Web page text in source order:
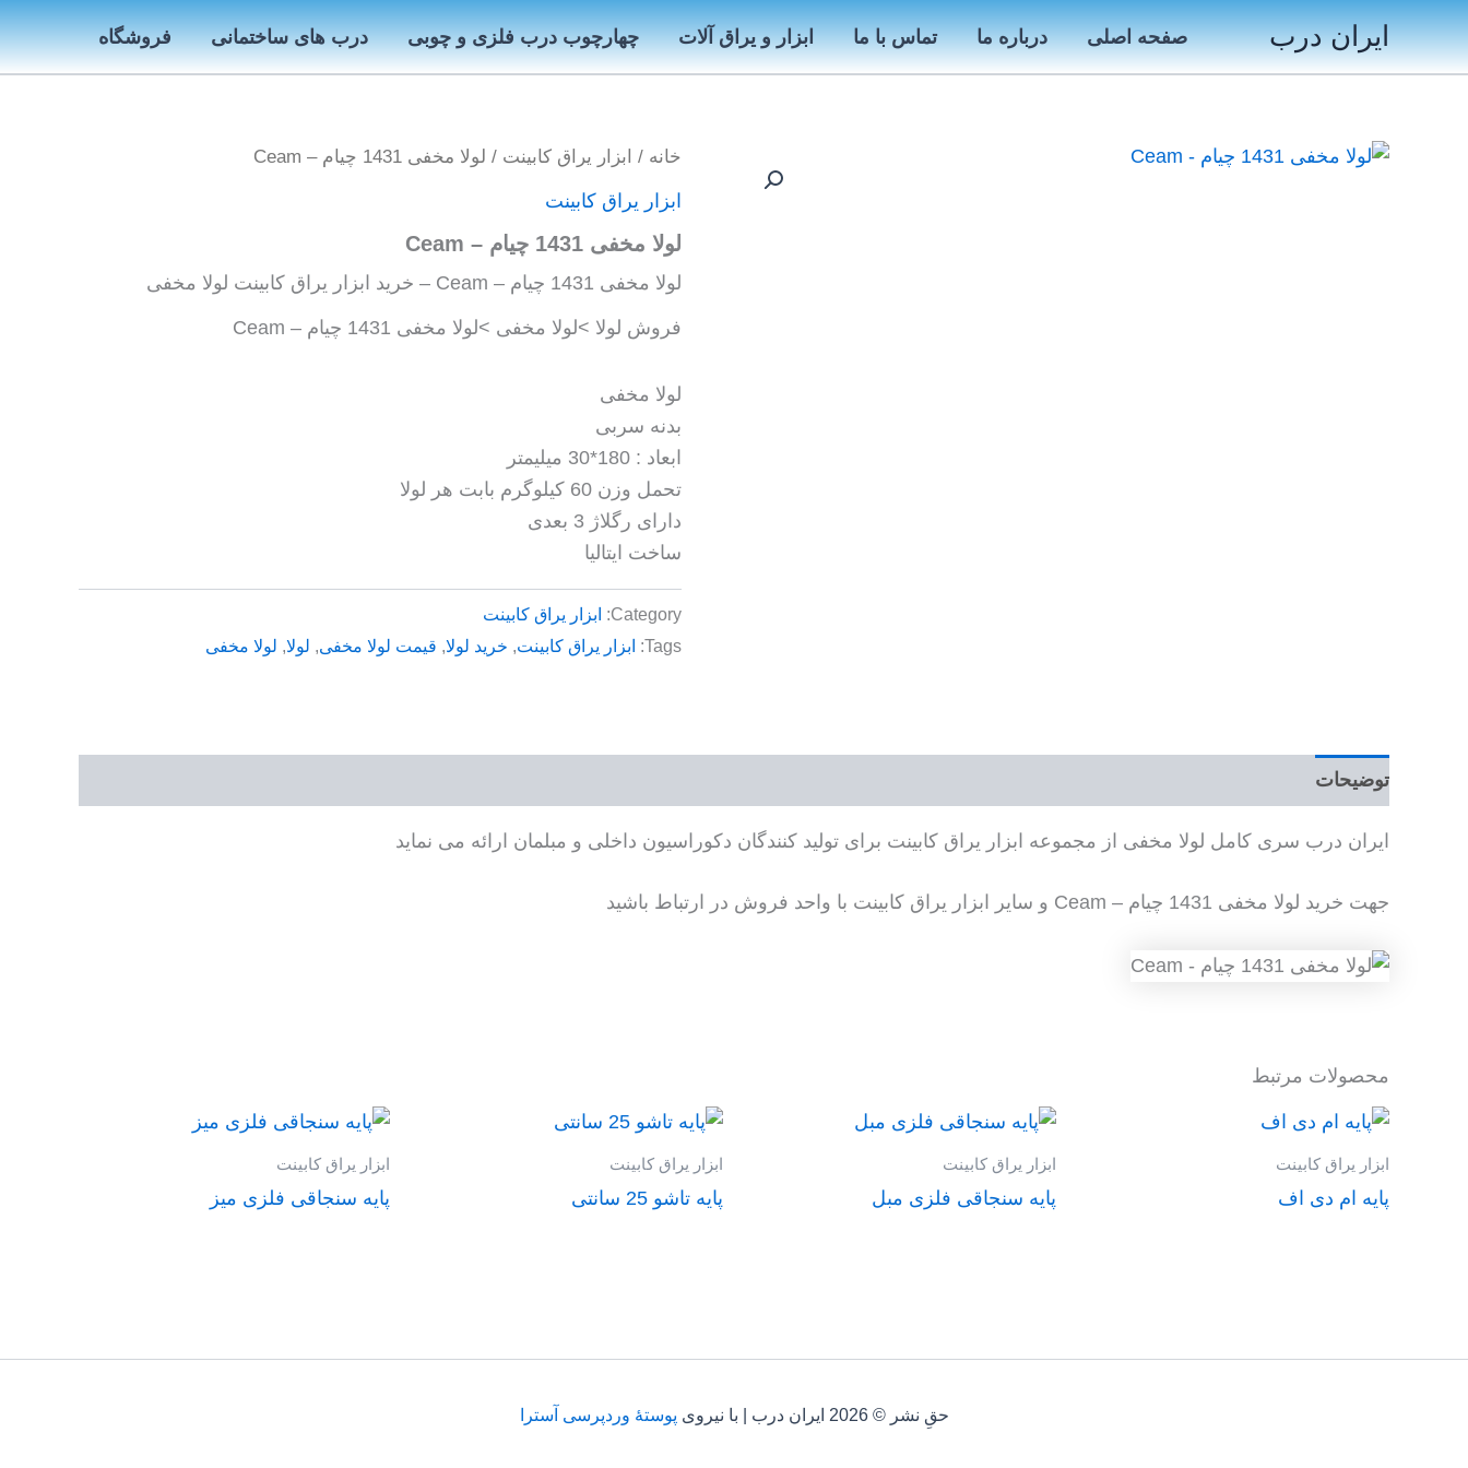
پرش
به
محتوا
ایران درب صفحه اصلی درباره ما تماس با ما ابزار و یراق آلات چهارچوب درب فلزی و چوبی درب های ساختمانی فروشگاه
خانه / ابزار یراق کابینت / لولا مخفی 1431 چیام – Ceam
ابزار یراق کابینت
لولا مخفی 1431 چیام – Ceam
لولا مخفی 1431 چیام – Ceam – خرید ابزار یراق کابینت لولا مخفی
فروش لولا >لولا مخفی >لولا مخفی 1431 چیام – Ceam
لولا مخفی
بدنه سربی
ابعاد : 180*30 میلیمتر
تحمل وزن 60 کیلوگرم بابت هر لولا
دارای رگلاژ 3 بعدی
ساخت ایتالیا
Category: ابزار یراق کابینت
Tags: ابزار یراق کابینت, خرید لولا, قیمت لولا مخفی, لولا, لولا مخفی
توضیحات
ایران درب سری کامل لولا مخفی از مجموعه ابزار یراق کابینت برای تولید کنندگان دکوراسیون داخلی و مبلمان ارائه می نماید
جهت خرید لولا مخفی 1431 چیام – Ceam و سایر ابزار یراق کابینت با واحد فروش در ارتباط باشید
محصولات مرتبط
ابزار یراق کابینت
پایه ام دی اف
ابزار یراق کابینت
پایه سنجاقی فلزی مبل
ابزار یراق کابینت
پایه تاشو 25 سانتی
ابزار یراق کابینت
پایه سنجاقی فلزی میز
حقِ نشر © 2026 ایران درب | با نیروی پوستهٔ وردپرسی آسترا